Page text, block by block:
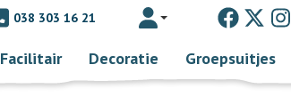
038 303 16 21 Toggle account dropdown
Facilitair Decoratie Groepsuitjes